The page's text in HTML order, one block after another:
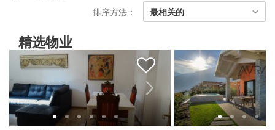
排序方法： 最相关的
精选物业